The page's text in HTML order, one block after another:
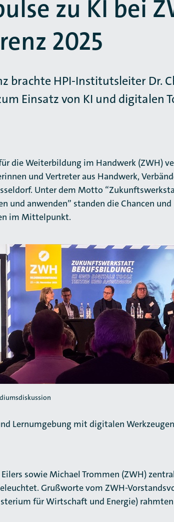
zu KI bei
2025
brachte HPI-Institutsleiter Dr.
Einsatz von KI und digitalen
die Weiterbildung im Handwerk (ZWH)
und Vertreter aus Handwerk,
Unter dem Motto
und anwenden” standen die Chancen und
im Mittelpunkt.
Lernumgebung mit digitalen
sowie Michael Trommen (ZWH)
Grußworte vom ZWH-
für Wirtschaft und Energie)